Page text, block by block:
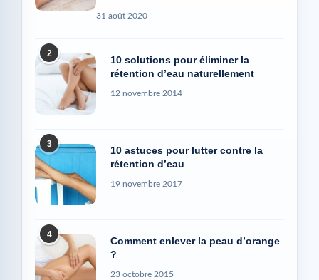
31 août 2020
2
10 solutions pour éliminer la
rétention d’eau naturellement
12 novembre 2014
3
10 astuces pour lutter contre la
rétention d’eau
19 novembre 2017
4
Comment enlever la peau d’orange
?
23 octobre 2015